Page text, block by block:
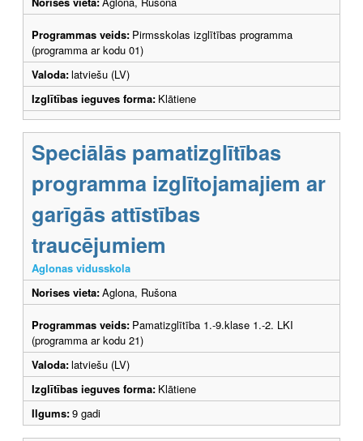
Programmas veids: Pirmsskolas izglītības programma
(programma ar kodu 01)
Valoda:latviešu (LV)
Izglītības ieguves forma: Klātiene
Speciālās pamatizglītības
programma izglītojamajiem ar
garīgās attīstības
traucējumiem
Aglonas vidusskola
Norises vieta:Aglona, Rušona
Programmas veids: Pamatizglītība 1.-9.klase 1.-2. LKI
(programma ar kodu 21)
Valoda:latviešu (LV)
Izglītības ieguves forma: Klātiene
Ilgums:9 gadi